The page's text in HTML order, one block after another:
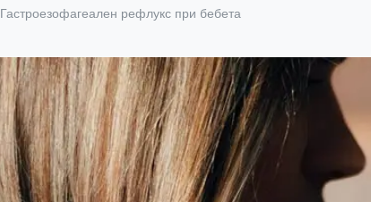
Гастроезофагеален рефлукс при бебета